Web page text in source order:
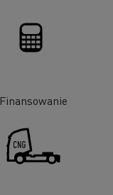
Finansowanie